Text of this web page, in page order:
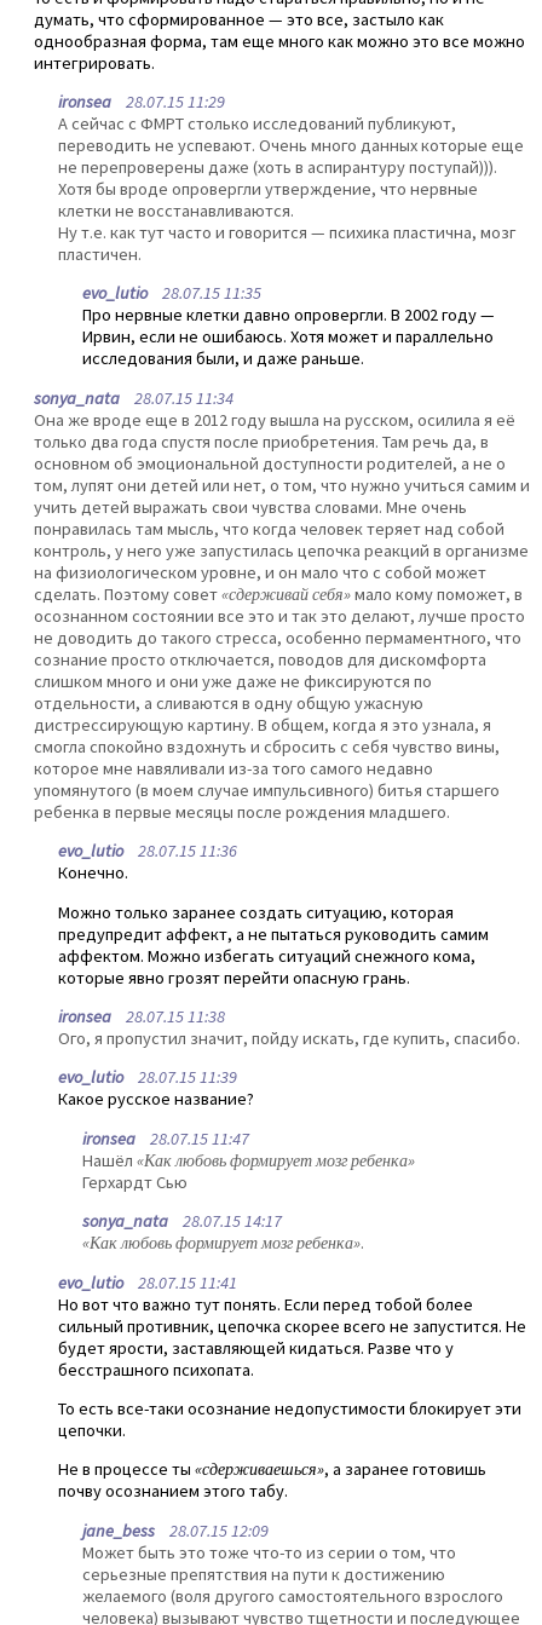
думать, что сформированное — это все, застыло как
однообразная форма, там еще много как можно это все можно
интегрировать.
ironsea 28.07.15 11:29
А сейчас с ФМРТ столько исследований публикуют,
переводить не успевают. Очень много данных которые еще
не перепроверены даже (хоть в аспирантуру поступай))).
Хотя бы вроде опровергли утверждение, что нервные
клетки не восстанавливаются.
Ну т.е. как тут часто и говорится — психика пластична, мозг
пластичен.
evo_lutio28.07.15 11:35
Про нервные клетки давно опровергли. В 2002 году —
Ирвин, если не ошибаюсь. Хотя может и параллельно
исследования были, и даже раньше.
sonya_nata 28.07.15 11:34
Она же вроде еще в 2012 году вышла на русском, осилила я её
только два года спустя после приобретения. Там речь да, в
основном об эмоциональной доступности родителей, а не о
том, лупят они детей или нет, о том, что нужно учиться самим и
учить детей выражать свои чувства словами. Мне очень
понравилась там мысль, что когда человек теряет над собой
контроль, у него уже запустилась цепочка реакций в организме
на физиологическом уровне, и он мало что с собой может
сделать. Поэтому совет«сдерживай себя»мало кому поможет, в
осознанном состоянии все это и так это делают, лучше просто
не доводить до такого стресса, особенно пермаментного, что
сознание просто отключается, поводов для дискомфорта
слишком много и они уже даже не фиксируются по
отдельности, а сливаются в одну общую ужасную
дистрессирующую картину. В общем, когда я это узнала, я
смогла спокойно вздохнуть и сбросить с себя чувство вины,
которое мне навяливали из-за того самого недавно
упомянутого (в моем случае импульсивного) битья старшего
ребенка в первые месяцы после рождения младшего.
evo_lutio28.07.15 11:36
Конечно.
Можно только заранее создать ситуацию, которая
предупредит аффект, а не пытаться руководить самим
аффектом. Можно избегать ситуаций снежного кома,
которые явно грозят перейти опасную грань.
ironsea 28.07.15 11:38
Ого, я пропустил значит, пойду искать, где купить, спасибо.
evo_lutio28.07.15 11:39
Какое русское название?
ironsea 28.07.15 11:47
Нашёл «Как любовь формирует мозг ребенка»
Герхардт Сью
sonya_nata 28.07.15 14:17
«Как любовь формирует мозг ребенка».
evo_lutio28.07.15 11:41
Но вот что важно тут понять. Если перед тобой более
сильный противник, цепочка скорее всего не запустится. Не
будет ярости, заставляющей кидаться. Разве что у
бесстрашного психопата.
То есть все-таки осознание недопустимости блокирует эти
цепочки.
Не в процессе ты «сдерживаешься», а заранее готовишь
почву осознанием этого табу.
jane_bess 28.07.15 12:09
Может быть это тоже что-то из серии о том, что
серьезные препятствия на пути к достижению
желаемого (воля другого самостоятельного взрослого
человека) вызывают чувство тщетности и последующее